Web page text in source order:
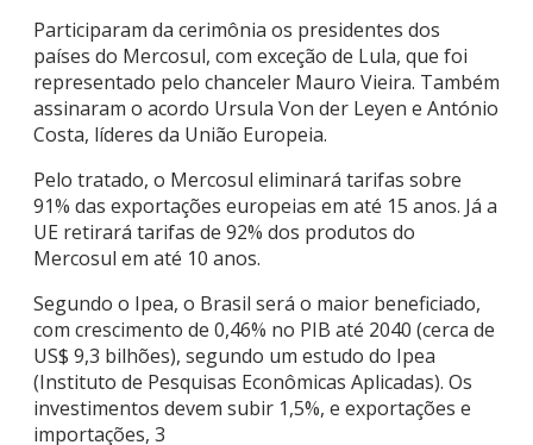
Participaram da cerimônia os presidentes dos
países do Mercosul, com exceção de Lula, que foi
representado pelo chanceler Mauro Vieira. Também
assinaram o acordo Ursula Von der Leyen e António
Costa, líderes da União Europeia.
Pelo tratado, o Mercosul eliminará tarifas sobre
91% das exportações europeias em até 15 anos. Já a
UE retirará tarifas de 92% dos produtos do
Mercosul em até 10 anos.
Segundo o Ipea, o Brasil será o maior beneficiado,
com crescimento de 0,46% no PIB até 2040 (cerca de
US$ 9,3 bilhões), segundo um estudo do Ipea
(Instituto de Pesquisas Econômicas Aplicadas). Os
investimentos devem subir 1,5%, e exportações e
importações, 3